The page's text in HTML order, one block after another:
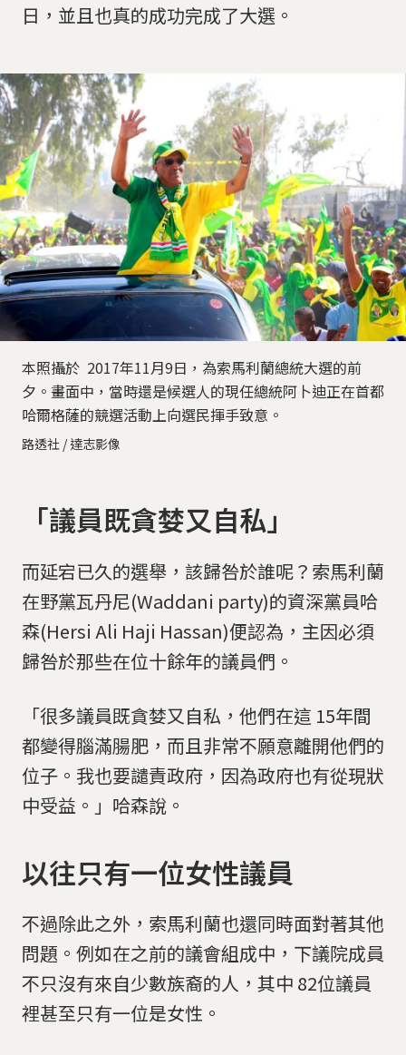
日，並且也真的成功完成了大選。
本照攝於 2017年11月9日，為索馬利蘭總統大選的前
夕。畫面中，當時還是候選人的現任總統阿卜迪正在首都
哈爾格薩的競選活動上向選民揮手致意。
路透社 / 達志影像
「議員既貪婪又自私」
而延宕已久的選舉，該歸咎於誰呢？索馬利蘭
在野黨瓦丹尼(Waddani party)的資深黨員哈
森(Hersi Ali Haji Hassan)便認為，主因必須
歸咎於那些在位十餘年的議員們。
「很多議員既貪婪又自私，他們在這 15年間
都變得腦滿腸肥，而且非常不願意離開他們的
位子。我也要譴責政府，因為政府也有從現狀
中受益。」哈森說。
以往只有一位女性議員
不過除此之外，索馬利蘭也還同時面對著其他
問題。例如在之前的議會組成中，下議院成員
不只沒有來自少數族裔的人，其中 82位議員
裡甚至只有一位是女性。